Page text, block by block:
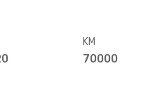
KM
70000